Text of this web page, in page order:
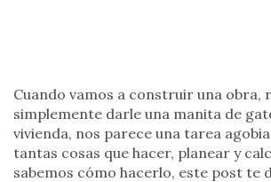
Cuando vamos a construir una obra,
simplemente darle una manita de
vivienda, nos parece una tarea
tantas cosas que hacer, planear y
sabemos cómo hacerlo, este post te